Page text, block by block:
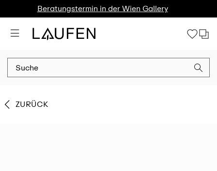
Beratungstermin in der Wien Gallery
ZURÜCK